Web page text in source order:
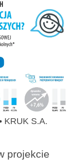
KRUK S.A.
projekcie